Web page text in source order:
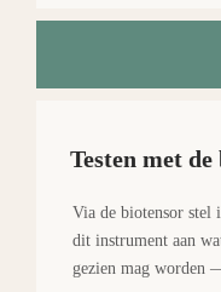
Testen met
Via de biotensor stel
dit instrument aan
gezien mag worden